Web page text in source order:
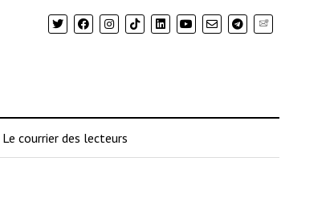
Newsletter
Le courrier des lecteurs